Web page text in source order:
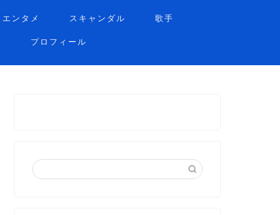
エンタメ スキャンダル 歌手
プロフィール